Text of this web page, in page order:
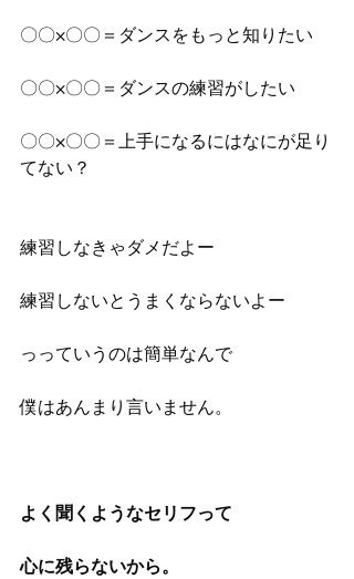
〇〇×〇〇＝ダンスをもっと知りたい
〇〇×〇〇＝ダンスの練習がしたい
〇〇×〇〇＝上手になるにはなにが足り
てない？
練習しなきゃダメだよー
練習しないとうまくならないよー
っっていうのは簡単なんで
僕はあんまり言いません。
よく聞くようなセリフって
心に残らないから。